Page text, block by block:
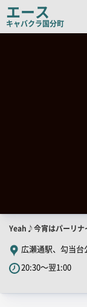
エース
キャバクラ国分町
店
店
舗
PR
キ
Yeah♪今宵はパーリナ
広瀬通駅、勾当
20:30～翌1:00